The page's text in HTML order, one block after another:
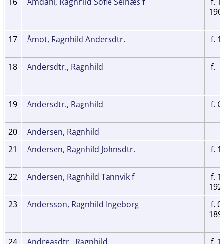
17 Åmot, Ragnhild Andersdtr. f.
18 Andersdtr., Ragnhild f.
19 Andersdtr., Ragnhild f.
20
Andersen, Ragnhild
21
Andersen, Ragnhild Johnsdtr. f.
22 Andersen, Ragnhild Tannvik f
f.
23
Andersson, Ragnhild Ingeborg
f.
24 Andreasdtr., Ragnhild f.